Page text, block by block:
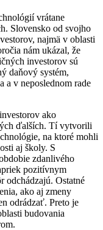
vrátane
Slovensko od svojho
najmä v oblasti
nám ukázal, že
investorov sú
daňový systém,
a v neposlednom rade
ako
ďalších. Tí vytvorili
na ktoré mohli
aj školy. S
zdanlivého
pozitívnym
odchádzajú. Ostatné
ako aj zmeny
odrádzať. Preto je
budovania